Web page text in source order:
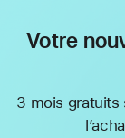
Votre
3 mois gratuits